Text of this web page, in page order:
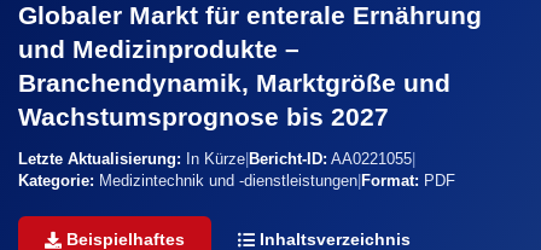
Globaler Markt für enterale Ernährung
und Medizinprodukte –
Branchendynamik, Marktgröße und
Wachstumsprognose bis 2027
Letzte Aktualisierung: In Kürze Bericht-ID: AA0221055
Kategorie: Medizintechnik und -dienstleistungen Format: PDF
Beispielhaftes Inhaltsverzeichnis